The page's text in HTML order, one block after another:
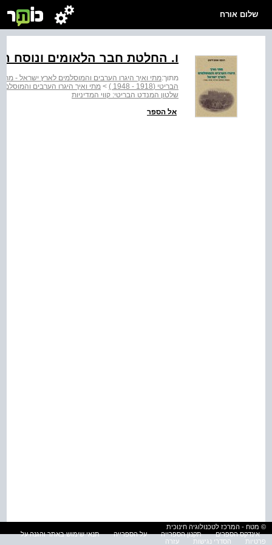
שלום אורח
ו. החלטת חבר הלאומים ונוסח
מתוך:מתי ואיך היגרו הערבים והמוסלמים לארץ ישראל -
הבריטי (1918 ‑ 1948 )
> מתי ואיך היגרו הערבים והמוסלמים
שלטון המנדט הבריטי: קווי המדיניות
אל הספר
© מטח - המרכז לטכנולוגיה חינוכית
אינדקס הספרים
תקנון הספרייה על הספרייה
תנאי שימוש באתר והגנה על
פרטיות
הסדרי נגישות עזרה